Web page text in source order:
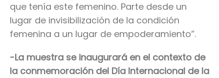
que tenía este femenino. Parte desde un
lugar de invisibilización de la condición
femenina a un lugar de empoderamiento”.
-La muestra se inaugurará en el contexto de
la conmemoración del Día Internacional de la